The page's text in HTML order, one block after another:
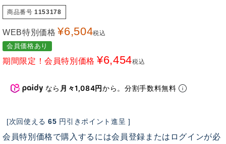
商品番号 1153178
WEB特別価格 ¥6,504税込
会員価格あり
期間限定！会員特別価格 ¥6,454税込
なら 月々1,084円から。分割手数料無料
[次回使える 65 円引きポイント進呈 ]
会員特別価格で購入するには会員登録またはログインが必